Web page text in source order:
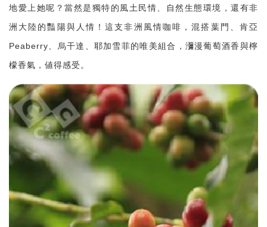
地愛上她呢？當然是獨特的風土民情、自然生態環境，還有非
洲大陸的豔陽與人情！這支非洲風情咖啡，混搭葉門、肯亞
Peaberry、烏干達、耶加雪菲的唯美組合，瀰漫葡萄酒香與檸
檬香氣，値得感受。